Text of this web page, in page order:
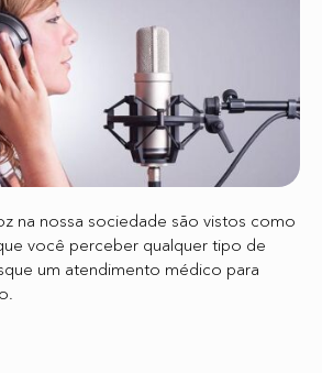
na nossa sociedade são vistos como
você perceber qualquer tipo de
um atendimento médico para